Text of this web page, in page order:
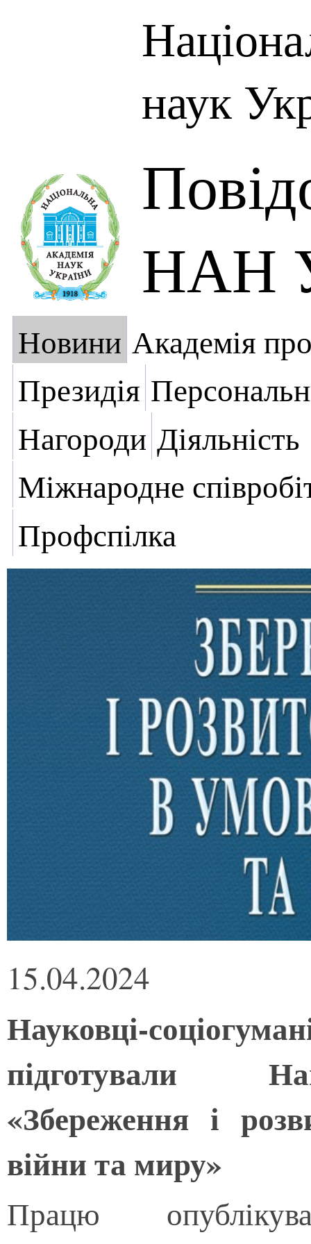
наук
НАН
Новини Академія
Президія
Нагороди Діяльність
Міжнародне
Профспілка
15.04.2024
Науковці-
підготували
«Збереження і
війни та миру»
Працю